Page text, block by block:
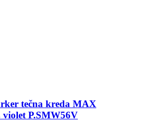
tečna kreda MAX
P.SMW56V